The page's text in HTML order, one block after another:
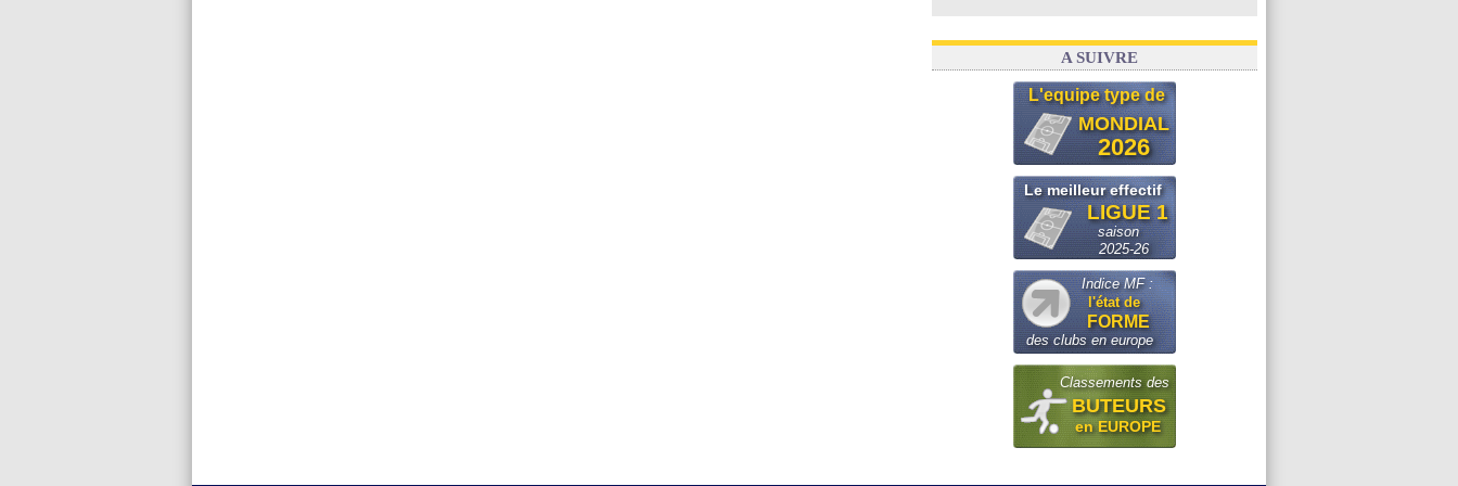
A SUIVRE
L'equipe type de
MONDIAL
2026
Le meilleur effectif
LIGUE 1
saison
2025-26
Indice MF :
l'état de
FORME
des clubs en europe
Classements des
BUTEURS
en EUROPE